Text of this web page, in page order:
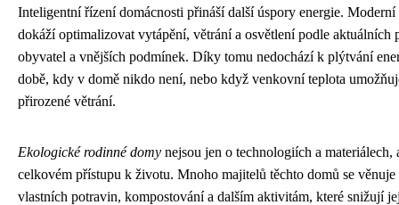
Inteligentní řízení domácnosti přináší další úspory energie. Moderní
dokáží optimalizovat vytápění, větrání a osvětlení podle aktuálních
obyvatel a vnějších podmínek. Díky tomu nedochází k plýtvání
době, kdy v domě nikdo není, nebo když venkovní teplota
přirozené větrání.
Ekologické rodinné domy nejsou jen o technologiích a materiálech,
celkovém přístupu k životu. Mnoho majitelů těchto domů se věnuje
vlastních potravin, kompostování a dalším aktivitám, které snižují